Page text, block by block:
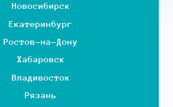
Новосибирск
Екатеринбург
Ростов-на-Дону
Хабаровск
Владивосток
Рязань